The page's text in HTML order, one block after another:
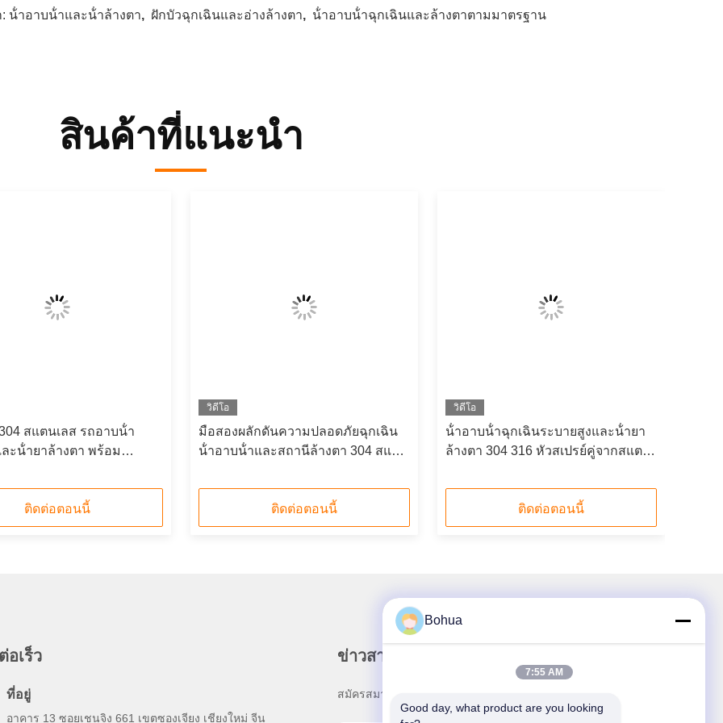
น้ําอาบน้ําและน้ําล้างตา, ฝักบัวฉุกเฉินและอ่างล้างตา, น้ําอาบน้ําฉุกเฉินและล้างตาตามมาตรฐาน
สินค้าที่แนะนํา
สแตนเลส รถอาบน้ํา
ะน้ํายาล้างตา พร้อม
ติดต่อตอนนี้
วิดีโอ
มือสองผลักดันความปลอดภัยฉุกเฉิน
น้ําอาบน้ําและสถานีล้างตา 304 สแตน
ติดต่อตอนนี้
วิดีโอ
น้ําอาบน้ําฉุกเฉินระบายสูงและน้ํายา
ล้างตา 304 316 หัวสเปรย์คู่จากสแตน
ติดต่อตอนนี้
อเร็ว
ที่อยู่
อาคาร 13 ซอยเชนจิง 661 เขตซองเจียง เชียงใหม่ จีน
ข่าวสารของเรา
สมัครสมาชิกข่าวสารของเรา เพื่อรับส่วนลดและอื่นๆ
Bohua
7:55 AM
Good day, what product are you looking